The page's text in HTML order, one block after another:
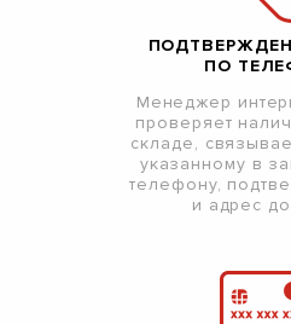
ПО
Менеджер
проверяет
складе,
указанному в
телефону,
и адрес